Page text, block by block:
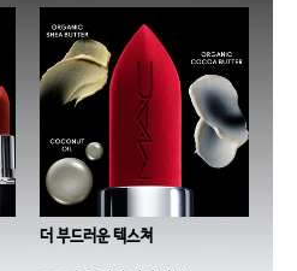
더 부드러운 텍스쳐